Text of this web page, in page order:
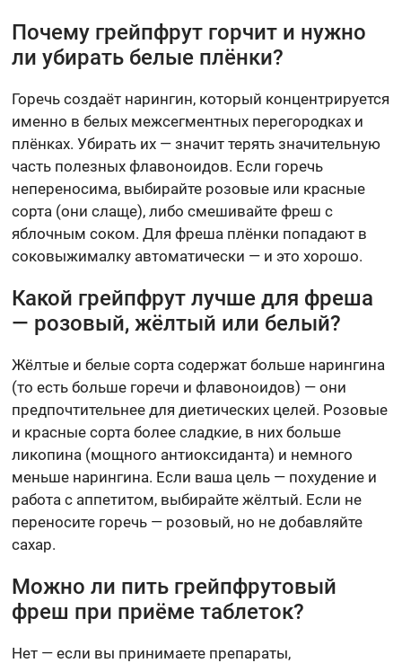
Почему грейпфрут горчит и нужно
ли убирать белые плёнки?
Горечь создаёт нарингин, который концентрируется
именно в белых межсегментных перегородках и
плёнках. Убирать их — значит терять значительную
часть полезных флавоноидов. Если горечь
непереносима, выбирайте розовые или красные
сорта (они слаще), либо смешивайте фреш с
яблочным соком. Для фреша плёнки попадают в
соковыжималку автоматически — и это хорошо.
Какой грейпфрут лучше для фреша
— розовый, жёлтый или белый?
Жёлтые и белые сорта содержат больше нарингина
(то есть больше горечи и флавоноидов) — они
предпочтительнее для диетических целей. Розовые
и красные сорта более сладкие, в них больше
ликопина (мощного антиоксиданта) и немного
меньше нарингина. Если ваша цель — похудение и
работа с аппетитом, выбирайте жёлтый. Если не
переносите горечь — розовый, но не добавляйте
сахар.
Можно ли пить грейпфрутовый
фреш при приёме таблеток?
Нет — если вы принимаете препараты,